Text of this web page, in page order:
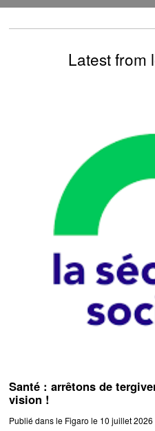
Latest from
Santé : arrêtons de
vision !
Publié dans le Figaro le 10 juillet